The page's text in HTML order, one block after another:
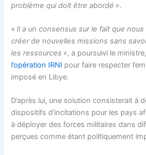
problème qui doit être abordé ».
«Il a un consensus sur le fait que
créer de nouvelles missions sans
les ressources », a poursuivi le
l’opération IRNI pour faire respecter
imposé en Libye.
D’après lui, une solution consisterait à
dispositifs d’incitations pour les pays
à déployer des forces militaires dans
perçues comme étant politiquement